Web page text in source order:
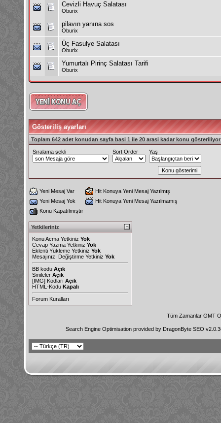
Cevizli Havuç Salatası
Oburix
pilavın yanına sos
Oburix
Üç Fasulye Salatası
Oburix
Yumurtalı Pirinç Salatası Tarifi
Oburix
Gösteriliş ayarları
Toplam 642 adet konudan sayfa basi 1 ile 20 arasi kadar konu gösteriliyor
Sıralama şekli Sort Order Yaş
Yeni Mesaj Var
Hit Konuya Yeni Mesaj Yazılmış
Yeni Mesaj Yok
Hit Konuya Yeni Mesaj Yazılmamış
Konu Kapatılmıştır
Yetkileriniz
Konu Acma Yetkiniz Yok
Cevap Yazma Yetkiniz Yok
Eklenti Yükleme Yetkiniz Yok
Mesajınızı Değiştirme Yetkiniz Yok
BB kodu Açık
Smileler Açık
[IMG] Kodları Açık
HTML-Kodu Kapalı
Forum Kuralları
Tüm Zamanlar GMT
Search Engine Optimisation provided by DragonByte SEO